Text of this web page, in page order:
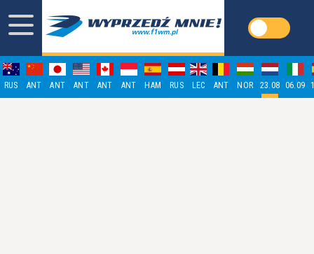
RUS ANT ANT ANT ANT ANT HAM RUS LEC ANT NOR 23.08 06.09